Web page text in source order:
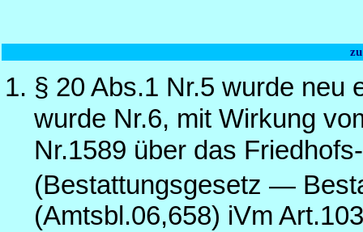
§ 20 Abs.1 Nr.5 wurde neu
wurde Nr.6, mit Wirkung
Nr.1589 über das
(Bestattungsgesetz —
(Amtsbl.06,658) iVm